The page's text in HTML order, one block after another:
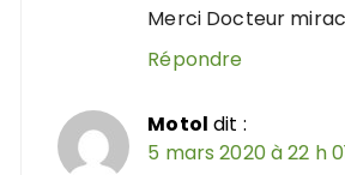
Merci Docteur
Répondre
Motol dit :
5 mars 2020 à 22 h